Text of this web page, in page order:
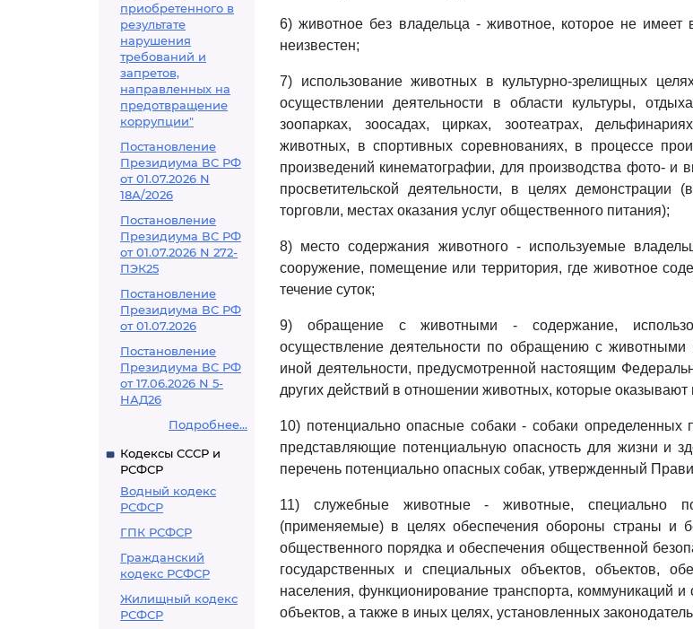
приобретенного в
результате
нарушения
требований и
запретов,
направленных на
предотвращение
коррупции"
Постановление
Президиума ВС РФ
от 01.07.2026 N
18А/2026
Постановление
Президиума ВС РФ
от 01.07.2026 N 272-
ПЭК25
Постановление
Президиума ВС РФ
от 01.07.2026
Постановление
Президиума ВС РФ
от 17.06.2026 N 5-
НАД26
Подробнее...
Кодексы СССР и
РСФСР
Водный кодекс
РСФСР
ГПК РСФСР
Гражданский
кодекс РСФСР
Жилищный кодекс
РСФСР
6) животное без владельца - животное, которое не имеет
неизвестен;
7) использование животных в культурно-зрелищных
осуществлении деятельности в области культуры,
зоопарках, зоосадах, цирках, зоотеатрах,
животных, в спортивных соревнованиях, в процессе
произведений кинематографии, для производства фото- и
просветительской деятельности, в целях
торговли, местах оказания услуг общественного питания);
8) место содержания животного - используемые
сооружение, помещение или территория, где животное
течение суток;
9) обращение с животными - содержание,
осуществление деятельности по обращению с животными
иной деятельности, предусмотренной настоящим
других действий в отношении животных, которые оказывают
10) потенциально опасные собаки - собаки
представляющие потенциальную опасность для жизни и
перечень потенциально опасных собак, утвержденный
11) служебные животные - животные, специально
(применяемые) в целях обеспечения обороны страны и
общественного порядка и обеспечения общественной
государственных и специальных объектов, объектов,
населения, функционирование транспорта, коммуникаций и
объектов, а также в иных целях, установленных